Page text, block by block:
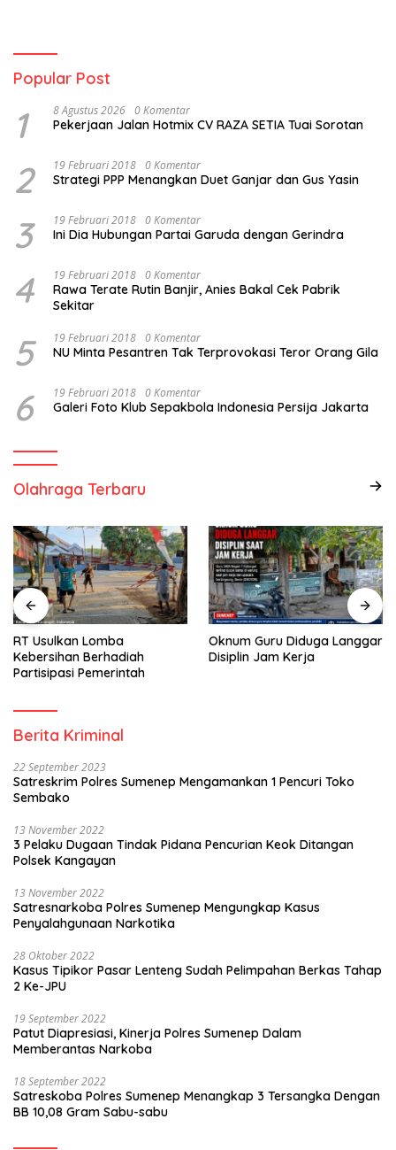
Popular Post
1 8 Agustus 2026 0 Komentar
Pekerjaan Jalan Hotmix CV RAZA SETIA Tuai Sorotan
2 19 Februari 2018 0 Komentar
Strategi PPP Menangkan Duet Ganjar dan Gus Yasin
3 19 Februari 2018 0 Komentar
Ini Dia Hubungan Partai Garuda dengan Gerindra
4 19 Februari 2018 0 Komentar
Rawa Terate Rutin Banjir, Anies Bakal Cek Pabrik
Sekitar
5 19 Februari 2018 0 Komentar
NU Minta Pesantren Tak Terprovokasi Teror Orang Gila
6 19 Februari 2018 0 Komentar
Galeri Foto Klub Sepakbola Indonesia Persija Jakarta
Olahraga Terbaru
RT Usulkan Lomba
Kebersihan Berhadiah
Partisipasi Pemerintah
Oknum Guru Diduga Langgar
Disiplin Jam Kerja
Berita Kriminal
22 September 2023
Satreskrim Polres Sumenep Mengamankan 1 Pencuri Toko
Sembako
13 November 2022
3 Pelaku Dugaan Tindak Pidana Pencurian Keok Ditangan
Polsek Kangayan
13 November 2022
Satresnarkoba Polres Sumenep Mengungkap Kasus
Penyalahgunaan Narkotika
28 Oktober 2022
Kasus Tipikor Pasar Lenteng Sudah Pelimpahan Berkas Tahap
2 Ke-JPU
19 September 2022
Patut Diapresiasi, Kinerja Polres Sumenep Dalam
Memberantas Narkoba
18 September 2022
Satreskoba Polres Sumenep Menangkap 3 Tersangka Dengan
BB 10,08 Gram Sabu-sabu